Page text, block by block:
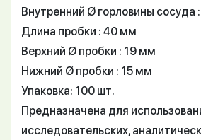
Внутренний Ø горловины сосуда
Длина пробки : 40 мм
Верхний Ø пробки : 19 мм
Нижний Ø пробки : 15 мм
Упаковка: 100 шт.
Предназначена для
исследовательских,